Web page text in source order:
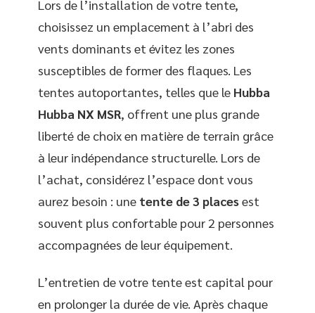
Lors de l’installation de votre tente,
choisissez un emplacement à l’abri des
vents dominants et évitez les zones
susceptibles de former des flaques. Les
tentes autoportantes, telles que le Hubba
Hubba NX MSR, offrent une plus grande
liberté de choix en matière de terrain grâce
à leur indépendance structurelle. Lors de
l’achat, considérez l’espace dont vous
aurez besoin : une tente de 3 placesest
souvent plus confortable pour 2 personnes
accompagnées de leur équipement.
L’entretien de votre tente est capital pour
en prolonger la durée de vie. Après chaque